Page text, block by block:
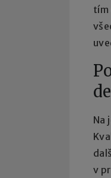
tím
Na
v